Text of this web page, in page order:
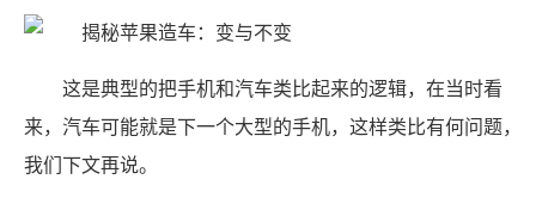
这是典型的把手机和汽车类比起来的逻辑，在当时看
来，汽车可能就是下一个大型的手机，这样类比有何问题，
我们下文再说。